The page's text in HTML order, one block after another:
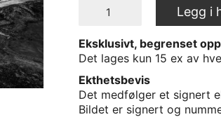
Legg i
Eksklusivt, begrenset
Det lages kun 15 ex av
Ekthetsbevis
Det medfølger et signert
Bildet er signert og